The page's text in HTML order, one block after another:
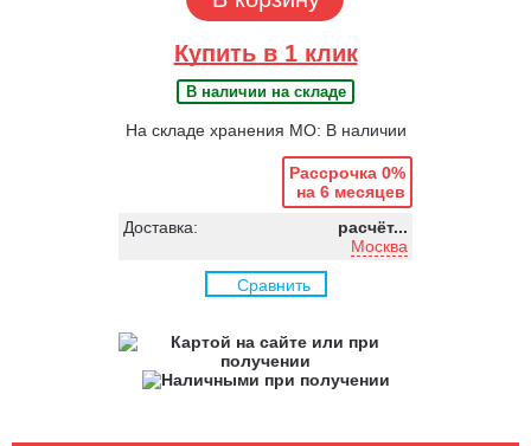
Купить в 1 клик
В наличии на складе
На складе хранения МО: В наличии
Рассрочка 0%
на 6 месяцев
Доставка:
расчёт...
Москва
Сравнить